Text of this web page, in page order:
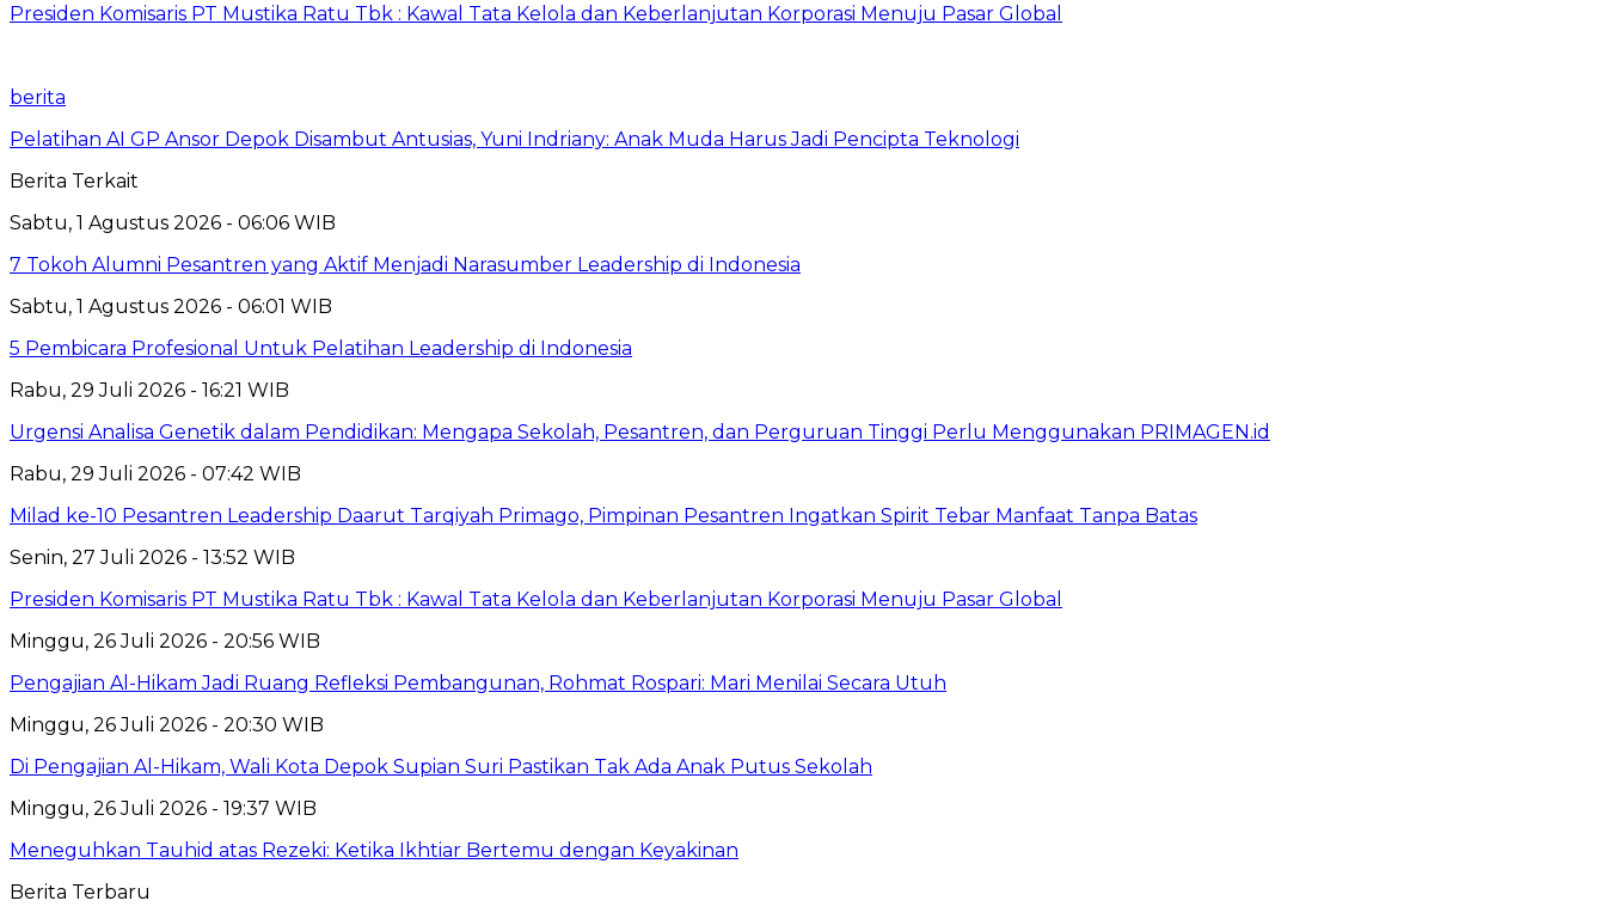
Presiden Komisaris PT Mustika Ratu Tbk : Kawal Tata Kelola dan Keberlanjutan Korporasi Menuju Pasar Global
berita
Pelatihan AI GP Ansor Depok Disambut Antusias, Yuni Indriany: Anak Muda Harus Jadi Pencipta Teknologi
Berita Terkait
Sabtu, 1 Agustus 2026 - 06:06 WIB
7 Tokoh Alumni Pesantren yang Aktif Menjadi Narasumber Leadership di Indonesia
Sabtu, 1 Agustus 2026 - 06:01 WIB
5 Pembicara Profesional Untuk Pelatihan Leadership di Indonesia
Rabu, 29 Juli 2026 - 16:21 WIB
Urgensi Analisa Genetik dalam Pendidikan: Mengapa Sekolah, Pesantren, dan Perguruan Tinggi Perlu Menggunakan PRIMAGEN.id
Rabu, 29 Juli 2026 - 07:42 WIB
Milad ke-10 Pesantren Leadership Daarut Tarqiyah Primago, Pimpinan Pesantren Ingatkan Spirit Tebar Manfaat Tanpa Batas
Senin, 27 Juli 2026 - 13:52 WIB
Presiden Komisaris PT Mustika Ratu Tbk : Kawal Tata Kelola dan Keberlanjutan Korporasi Menuju Pasar Global
Minggu, 26 Juli 2026 - 20:56 WIB
Pengajian Al-Hikam Jadi Ruang Refleksi Pembangunan, Rohmat Rospari: Mari Menilai Secara Utuh
Minggu, 26 Juli 2026 - 20:30 WIB
Di Pengajian Al-Hikam, Wali Kota Depok Supian Suri Pastikan Tak Ada Anak Putus Sekolah
Minggu, 26 Juli 2026 - 19:37 WIB
Meneguhkan Tauhid atas Rezeki: Ketika Ikhtiar Bertemu dengan Keyakinan
Berita Terbaru